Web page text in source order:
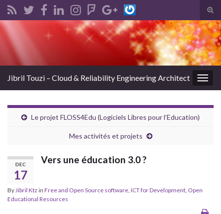
Search for:
Jibril Touzi – Cloud & Reliability Engineering Architect
Le projet FLOSS4Edu (Logiciels Libres pour l’Education)
Mes activités et projets
DEC
17
Vers une éducation 3.0 ?
ByJibril Ktz in Free and Open Source software, ICT for Development, Open
Educational Resources